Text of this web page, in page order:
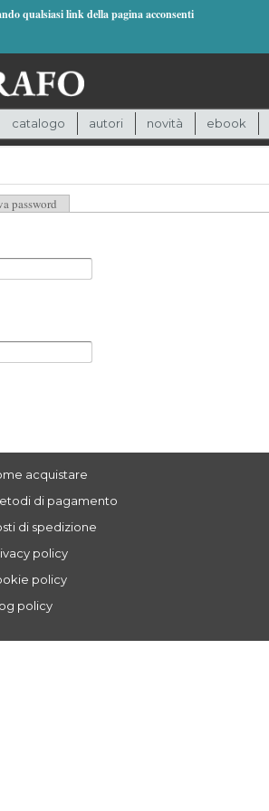
qualsiasi link della pagina acconsenti
catalogo autori novità ebook
password
acquistare
di pagamento
di spedizione
policy
policy
policy